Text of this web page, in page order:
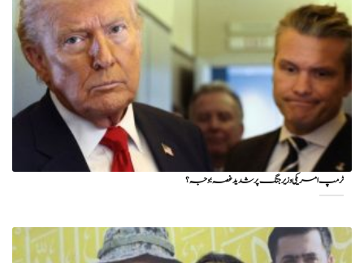
ٹرمپ امریکی وزیر جنگ پر شدید غصہ؛ وجہ ؟